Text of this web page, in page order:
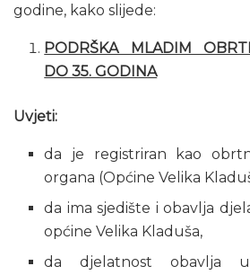
godine, kako slijede:
PODRŠKA MLADIM
DO 35. GODINA
Uvjeti:
da je registriran kao
organa (Općine Velika
da ima sjedište i obavlja
općine Velika Kladuša,
da djelatnost obavlja